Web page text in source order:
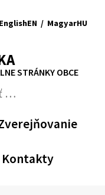
EnglishEN
English
/ MagyarHU
Magyar
STRÁNKY OBCE
Kontakty
formulár